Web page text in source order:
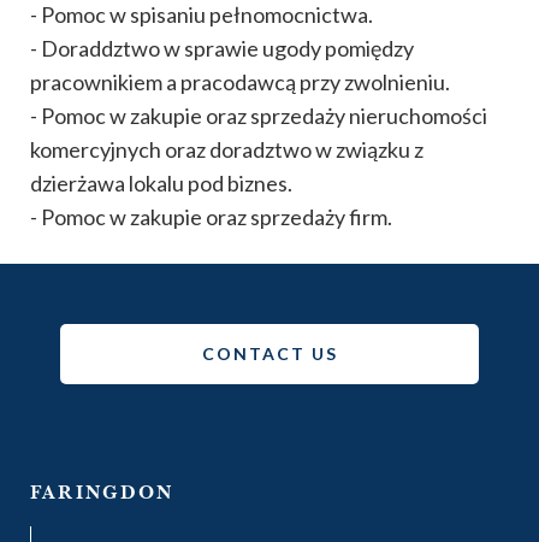
- Pomoc w spisaniu pełnomocnictwa.
- Doraddztwo w sprawie ugody pomiędzy
pracownikiem a pracodawcą przy zwolnieniu.
- Pomoc w zakupie oraz sprzedaży nieruchomości
komercyjnych oraz doradztwo w związku z
dzierżawa lokalu pod biznes.
- Pomoc w zakupie oraz sprzedaży firm.
CONTACT US
FARINGDON